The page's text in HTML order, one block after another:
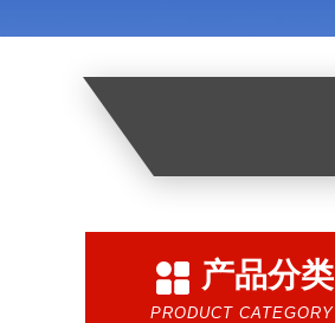
产品分类
PRODUCT CATEGORY